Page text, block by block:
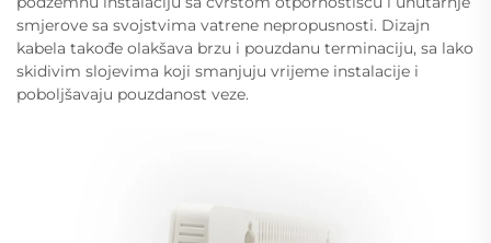
smjerove sa svojstvima vatrene nepropusnosti. Dizajn
kabela takođe olakšava brzu i pouzdanu terminaciju, sa lako
skidivim slojevima koji smanjuju vrijeme instalacije i
poboljšavaju pouzdanost veze.